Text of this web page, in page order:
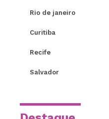
Rio de janeiro
Curitiba
Recife
Salvador